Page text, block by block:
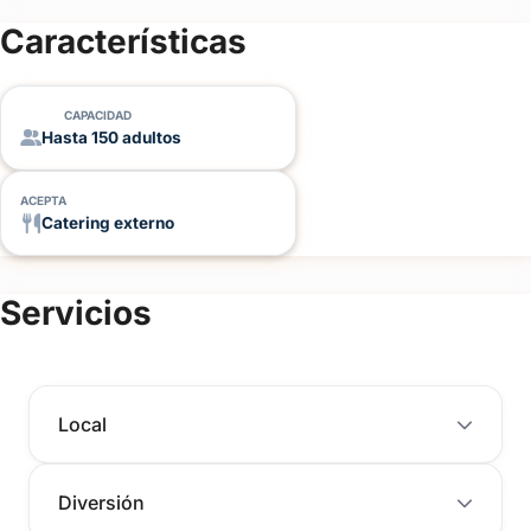
Características
CAPACIDAD
Hasta 150 adultos
ACEPTA
Catering externo
Servicios
Local
Diversión